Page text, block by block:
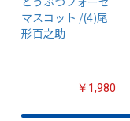
マスコット /(4)尾
形百之助
￥1,980